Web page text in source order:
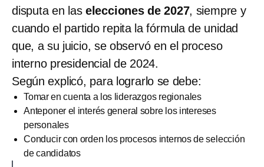
disputa en las elecciones de 2027, siempre y
cuando el partido repita la fórmula de unidad
que, a su juicio, se observó en el proceso
interno presidencial de 2024.
Según explicó, para lograrlo se debe:
Tomar en cuenta a los liderazgos regionales
Anteponer el interés general sobre los intereses
personales
Conducir con orden los procesos internos de selección
de candidatos